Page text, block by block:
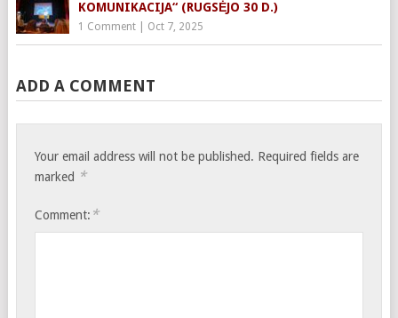
KOMUNIKACIJA“ (RUGSĖJO 30 D.)
1 Comment| Oct 7, 2025
ADD A COMMENT
Your email address will not be published. Required fields are
marked *
Comment: *